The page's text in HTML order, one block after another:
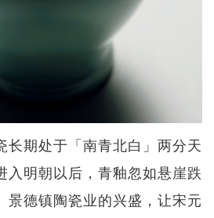
长期处于「南青北白」两分天
入明朝以后，青釉忽如悬崖跌
景德镇陶瓷业的兴盛，让宋元